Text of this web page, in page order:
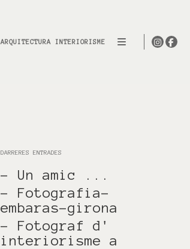
ARQUITECTURA INTERIORISME
DARRERES ENTRADES
- Un amic ...
- Fotografia-
embaras-girona
- Fotograf d'
interiorisme a